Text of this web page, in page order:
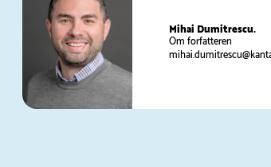
Mihai Dumitrescu.
Om forfatteren